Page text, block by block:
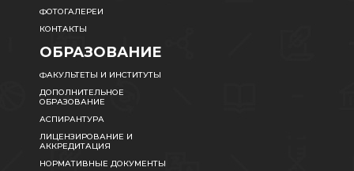
ФОТОГАЛЕРЕИ
КОНТАКТЫ
ОБРАЗОВАНИЕ
ФАКУЛЬТЕТЫ И ИНСТИТУТЫ
ДОПОЛНИТЕЛЬНОЕ
ОБРАЗОВАНИЕ
АСПИРАНТУРА
ЛИЦЕНЗИРОВАНИЕ И
АККРЕДИТАЦИЯ
НОРМАТИВНЫЕ ДОКУМЕНТЫ